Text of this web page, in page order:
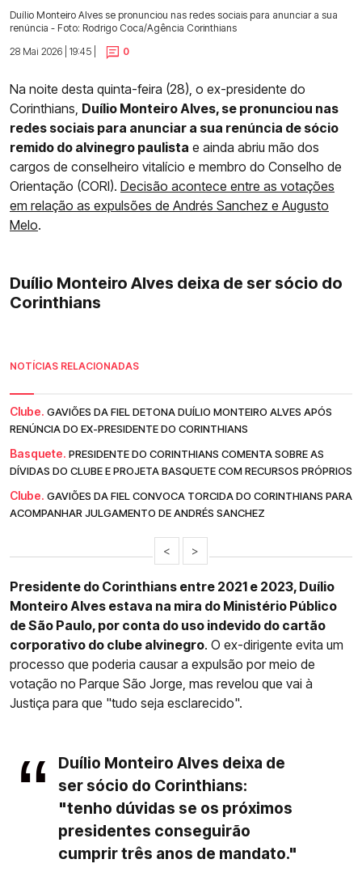
Duílio Monteiro Alves se pronunciou nas redes sociais para anunciar a sua
renúncia - Foto: Rodrigo Coca/Agência Corinthians
28 Mai 2026 | 19:45 |
0
Na noite desta quinta-feira (28), o ex-presidente do
Corinthians, Duílio Monteiro Alves, se pronunciou nas
redes sociais para anunciar a sua renúncia de sócio
remido do alvinegro paulista e ainda abriu mão dos
cargos de conselheiro vitalício e membro do Conselho de
Orientação (CORI). Decisão acontece entre as votações
em relação as expulsões de Andrés Sanchez e Augusto
Melo.
Duílio Monteiro Alves deixa de ser sócio do
Corinthians
NOTÍCIAS RELACIONADAS
Clube. GAVIÕES DA FIEL DETONA DUÍLIO MONTEIRO ALVES APÓS
RENÚNCIA DO EX-PRESIDENTE DO CORINTHIANS
Basquete. PRESIDENTE DO CORINTHIANS COMENTA SOBRE AS
DÍVIDAS DO CLUBE E PROJETA BASQUETE COM RECURSOS PRÓPRIOS
Clube. GAVIÕES DA FIEL CONVOCA TORCIDA DO CORINTHIANS PARA
ACOMPANHAR JULGAMENTO DE ANDRÉS SANCHEZ
< >
Presidente do Corinthians entre 2021 e 2023, Duílio
Monteiro Alves estava na mira do Ministério Público
de São Paulo, por conta do uso indevido do cartão
corporativo do clube alvinegro. O ex-dirigente evita um
processo que poderia causar a expulsão por meio de
votação no Parque São Jorge, mas revelou que vai à
Justiça para que "tudo seja esclarecido".
Duílio Monteiro Alves deixa de
ser sócio do Corinthians:
"tenho dúvidas se os próximos
presidentes conseguirão
cumprir três anos de mandato."